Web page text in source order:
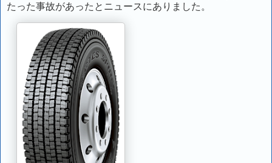
たった事故があったとニュースにありました。